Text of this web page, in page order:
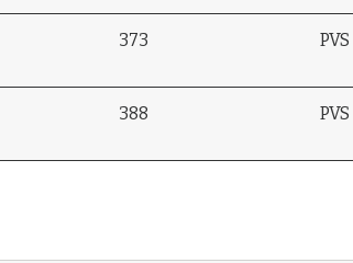
373 PVS
388 PVS